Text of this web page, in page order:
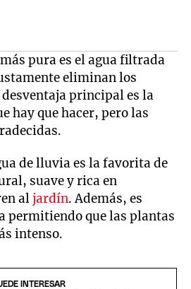
pura es el agua filtrada
eliminan los
principal es la
hay que hacer, pero las
de lluvia es la favorita de
suave y rica en
aljardín. Además, es
permitiendo que las plantas
intenso.
INTERESAR